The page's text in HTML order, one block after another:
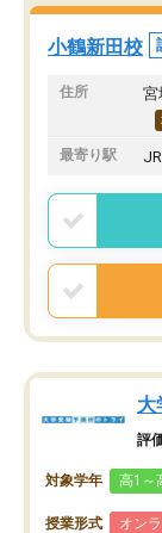
小鶴新田校
住所 宮
最寄り駅
大
評
対象学年 高1～
授業形式 オン